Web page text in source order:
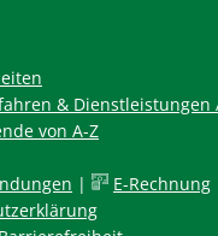
& Dienstleistungen
von A-Z
|
E-Rechnung